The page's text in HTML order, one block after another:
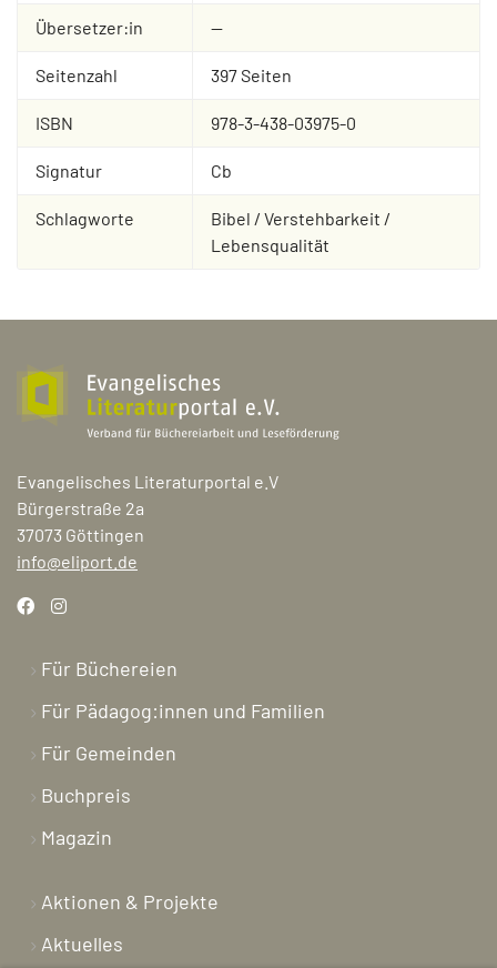
Übersetzer:in --
Seitenzahl 397 Seiten
ISBN 978-3-438-03975-0
Signatur Cb
Schlagworte
Bibel / Verstehbarkeit /
Lebensqualität
Evangelisches Literaturportal e.V
Bürgerstraße 2a
37073 Göttingen
info@eliport.de
Für Büchereien
Für Pädagog:innen und Familien
Für Gemeinden
Buchpreis
Magazin
Aktionen & Projekte
Aktuelles